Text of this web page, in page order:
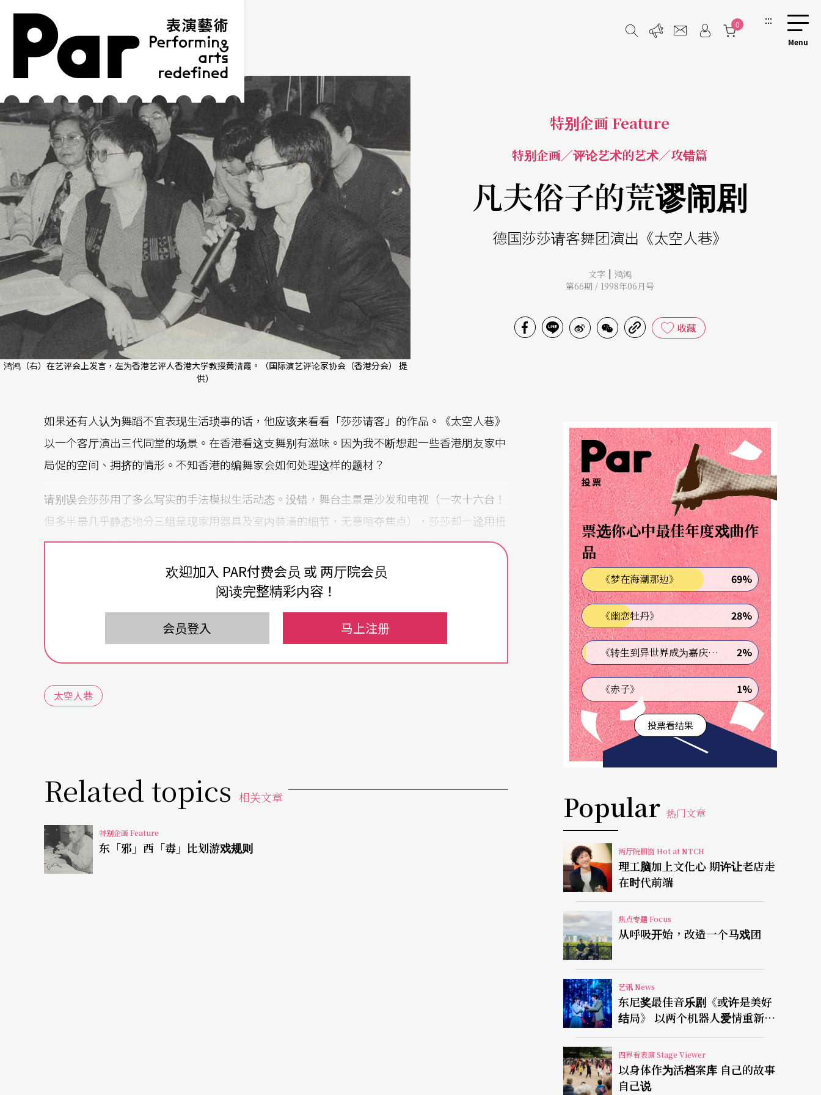
跳到主要内容区块
网站导览
0 :::
鸿鸿（右）在艺评会上发言，左为香港艺评人香港大学教授黄淸霞。（国际演艺评论家协会（香港分会） 提
供）
特别企画 Feature
特别企画／评论艺术的艺术／攻错篇
凡夫俗子的荒谬闹剧
德国莎莎请客舞团演出《太空人巷》
文字 | 鸿鸿
第66期 / 1998年06月号
收藏
如果还有人认为舞蹈不宜表现生活琐事的话，他应该来看看「莎莎请客」的作品。《太空人巷》
以一个客厅演出三代同堂的场景。在香港看这支舞别有滋味。因为我不断想起一些香港朋友家中
局促的空间、拥挤的情形。不知香港的编舞家会如何处理这样的题材？
请别误会莎莎用了多么写实的手法模拟生活动态。没错，舞台主景是沙发和电视（一次十六台！
但多半是几乎静态地分三组呈现家用器具及室内装潢的细节，无意喧夺焦点），莎莎却一迳用扭
曲的姿势、倾斜的角度，将日常动作重组为荒谬的闹剧，有时近似马戏杂耍：男主人推著沙发旋
转、小女孩在墙上行走、180°弯腰的女人搔著屁股、倒立的女人使尽办法诱惑男人，而如何在架
子上堆放物品的争执，可以演变成一场疯狂的小丑游戏。这些奇观当然极富娱乐效果，但莎莎也
没有舍弃揭露人际关系一触即发的残忍与暴力；作品中最激烈的一段性爱，即主动发自家庭最小
莎莎和她同代的一些编舞家们一起将舞蹈的概念解放得更为彻底──不但不再追求完美的身材和
完美的姿势，更刻意表现日常生活的鄙俗与不堪，然而观众却可以从作品的想像力与直面主题的
强度中，享受到另一种全然不同的美感。不能否认某些手法残留碧娜．鲍许的影响（例如结尾老
文字｜鸿鸿 编导‧诗人
欢迎加入 PAR付费会员 或 两厅院会员
阅读完整精彩内容！
会员登入 马上注册
太空人巷
Related topics 相关文章
特别企画 Feature
东「邪」西「毒」比划游戏规则
投票
票选你心中最佳年度戏曲作
品
《梦在海潮那边》 69%
《幽恋牡丹》 28%
《转生到异世界成为嘉庆君—发现我的祖先是诈骗集团!?》 2%
《赤子》 1%
投票看结果
Popular 热门文章
两厅院橱窗 Hot at NTCH
理工脑加上文化心 期许让老店走
在时代前端
焦点专题 Focus
从呼吸开始，改造一个马戏团
艺讯 News
东尼奖最佳音乐剧《或许是美好
结局》 以两个机器人爱情重新凝
视有限人生
四界看表演 Stage Viewer
以身体作为活档案库 自己的故事
自己说